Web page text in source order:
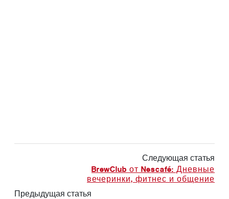
Следующая статья
BrewClub от Nescafé: Дневные
вечеринки, фитнес и общение
Предыдущая статья